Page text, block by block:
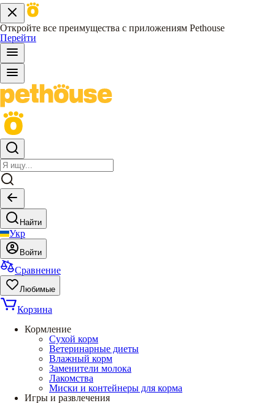
Откройте все преимущества с приложениям Pethouse
Перейти
Найти
Укр
Войти
Сравнение
Любимые
Корзина
Кормление
Сухой корм
Ветеринарные диеты
Влажный корм
Заменители молока
Лакомства
Миски и контейнеры для корма
Игры и развлечения